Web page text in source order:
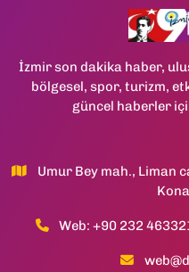
İzmir son dakika haber,
bölgesel, spor, turizm,
güncel haberler
Umur Bey mah., Liman
Web: +90 232